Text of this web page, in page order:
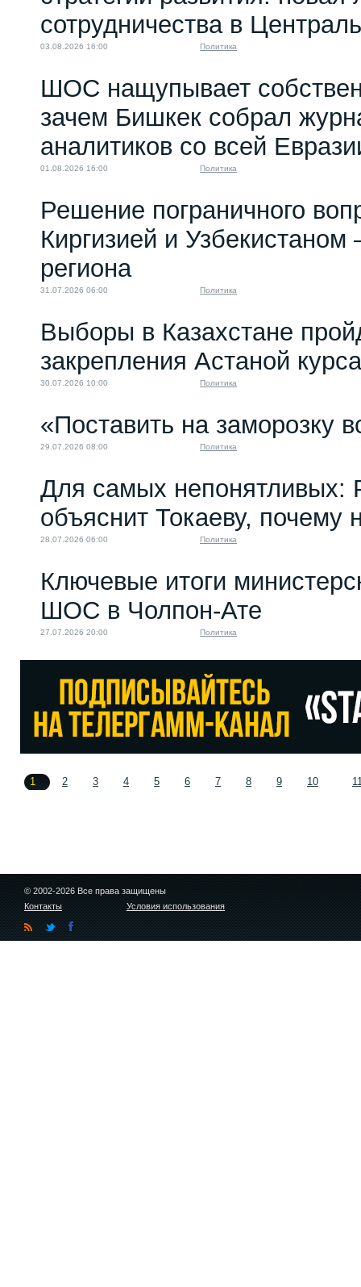
сотрудничества в
03.08.2026 16:00 Политика
ШОС нащупывает
зачем Бишкек собрал
аналитиков со всей
01.08.2026 16:00 Политика
Решение пограничного
Киргизией и Узбекистаном
региона
31.07.2026 06:00 Политика
Выборы в Казахстане
закрепления Астаной
30.07.2026 10:00 Политика
«Поставить на заморозку
29.07.2026 08:00 Политика
Для самых непонятливых:
объяснит Токаеву,
28.07.2026 06:00 Политика
Ключевые итоги
ШОС в Чолпон-Ате
27.07.2026 20:00 Политика
1 2 3 4 5 6 7 8 9 10
© 2002-2026 Все права защищены
Контакты
Условия использования